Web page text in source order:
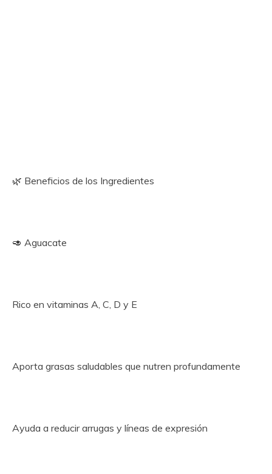
🌿 Beneficios de los Ingredientes
🥑 Aguacate
Rico en vitaminas A, C, D y E
Aporta grasas saludables que nutren profundamente
Ayuda a reducir arrugas y líneas de expresión